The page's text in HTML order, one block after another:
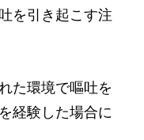
を引き起こす注
た環境で嘔吐を
経験した場合に